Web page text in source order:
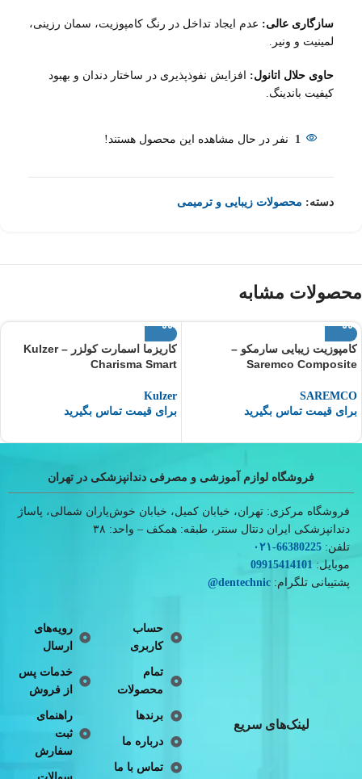
سازگاری عالی: عدم ایجاد تداخل در رنگ کامپوزیت، سمان رزینی،
لمینیت و ونیر.
حاوی حلال اتانول: افزایش نفوذپذیری در ساختار دندان و بهبود
کیفیت باندینگ.
1 نفر در حال مشاهده این محصول هستند!
دسته: محصولات زیبایی و ترمیمی
محصولات مشابه
کامپوزیت زیبایی سارمکو –
Saremco Composite
SAREMCO
برای قیمت تماس بگیرید
کاریزما اسمارت کولزر – Kulzer
Charisma Smart
Kulzer
برای قیمت تماس بگیرید
فروشگاه لوازم آموزشی و مصرفی دندانپزشکی در تهران
فروشگاه مرکزی: تهران، خیابان کمیل، خیابان خوش‌یاران شمالی، پاساژ
دندانپزشکی ایران دنتال سنتر، طبقه: همکف – واحد: ۳۸
تلفن: 66380225-۰۲۱
موبایل: 09915414101
پشتیبانی تلگرام: dentechnic
@
لینک‌های سریع
حساب
کاربری
تمام
محصولات
برندها
درباره ما
تماس با ما
رویه‌های
ارسال
خدمات پس
از فروش
راهنمای
ثبت
سفارش